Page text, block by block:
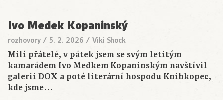
Ivo Medek Kopaninský
rozhovory / 5. 2. 2026 / Viki Shock
Milí přátelé, v pátek jsem se svým letitým
kamarádem Ivo Medkem Kopaninským navštívil
galerii DOX a poté literární hospodu Knihkopec,
kde jsme…